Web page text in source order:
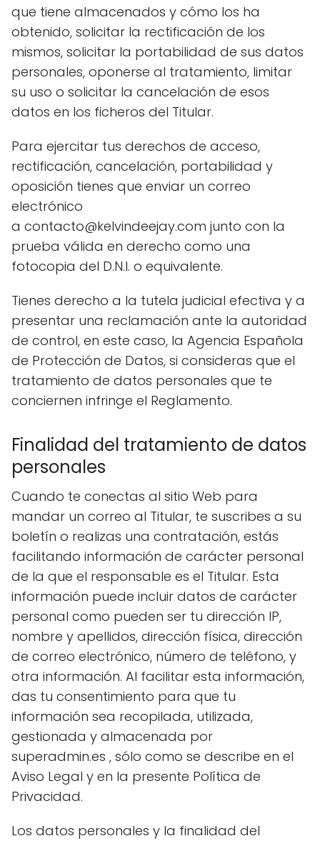
que tiene almacenados y cómo los ha
obtenido, solicitar la rectificación de los
mismos, solicitar la portabilidad de sus datos
personales, oponerse al tratamiento, limitar
su uso o solicitar la cancelación de esos
datos en los ficheros del Titular.
Para ejercitar tus derechos de acceso,
rectificación, cancelación, portabilidad y
oposición tienes que enviar un correo
electrónico
a contacto@kelvindeejay.com junto con la
prueba válida en derecho como una
fotocopia del D.N.I. o equivalente.
Tienes derecho a la tutela judicial efectiva y a
presentar una reclamación ante la autoridad
de control, en este caso, la Agencia Española
de Protección de Datos, si consideras que el
tratamiento de datos personales que te
conciernen infringe el Reglamento.
Finalidad del tratamiento de datos
personales
Cuando te conectas al sitio Web para
mandar un correo al Titular, te suscribes a su
boletín o realizas una contratación, estás
facilitando información de carácter personal
de la que el responsable es el Titular. Esta
información puede incluir datos de carácter
personal como pueden ser tu dirección IP,
nombre y apellidos, dirección física, dirección
de correo electrónico, número de teléfono, y
otra información. Al facilitar esta información,
das tu consentimiento para que tu
información sea recopilada, utilizada,
gestionada y almacenada por
superadmin.es , sólo como se describe en el
Aviso Legal y en la presente Política de
Privacidad.
Los datos personales y la finalidad del